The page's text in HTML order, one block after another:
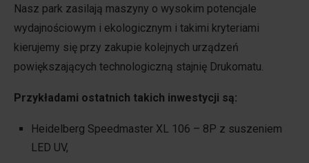
Nasz park zasilają maszyny o wysokim potencjale
wydajnościowym i ekologicznym i takimi kryteriami
kierujemy się przy zakupie kolejnych urządzeń
powiększających technologiczną stajnię Drukomatu.
Przykładami ostatnich takich inwestycji są:
Heidelberg Speedmaster XL 106 – 8P z suszeniem
LED UV,